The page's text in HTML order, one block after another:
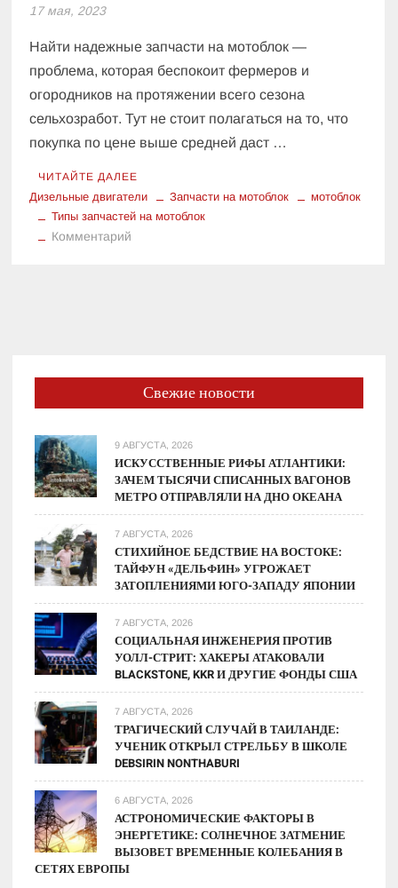
17 мая, 2023
Найти надежные запчасти на мотоблок —
проблема, которая беспокоит фермеров и
огородников на протяжении всего сезона
сельхозработ. Тут не стоит полагаться на то, что
покупка по цене выше средней даст …
ЧИТАЙТЕ ДАЛЕЕ
Дизельные двигатели Запчасти на мотоблок
мотоблок
Типы запчастей на мотоблок
Комментарий
выше?
Свежие новости
9 АВГУСТА, 2026
ИСКУССТВЕННЫЕ РИФЫ АТЛАНТИКИ:
ЗАЧЕМ ТЫСЯЧИ СПИСАННЫХ ВАГОНОВ
МЕТРО ОТПРАВЛЯЛИ НА ДНО ОКЕАНА
7 АВГУСТА, 2026
СТИХИЙНОЕ БЕДСТВИЕ НА ВОСТОКЕ:
ТАЙФУН «ДЕЛЬФИН» УГРОЖАЕТ
ЗАТОПЛЕНИЯМИ ЮГО-ЗАПАДУ ЯПОНИИ
7 АВГУСТА, 2026
СОЦИАЛЬНАЯ ИНЖЕНЕРИЯ ПРОТИВ
УОЛЛ-СТРИТ: ХАКЕРЫ АТАКОВАЛИ
BLACKSTONE, KKR И ДРУГИЕ ФОНДЫ США
7 АВГУСТА, 2026
ТРАГИЧЕСКИЙ СЛУЧАЙ В ТАИЛАНДЕ:
УЧЕНИК ОТКРЫЛ СТРЕЛЬБУ В ШКОЛЕ
DEBSIRIN NONTHABURI
6 АВГУСТА, 2026
АСТРОНОМИЧЕСКИЕ ФАКТОРЫ В
ЭНЕРГЕТИКЕ: СОЛНЕЧНОЕ ЗАТМЕНИЕ
ВЫЗОВЕТ ВРЕМЕННЫЕ КОЛЕБАНИЯ В
СЕТЯХ ЕВРОПЫ